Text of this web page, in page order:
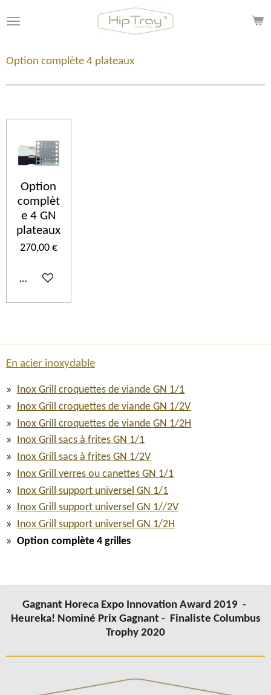
au
principal
Option complète 4 plateaux
Option
complèt
e 4 GN
plateaux
270,00 €
Ajouter au panier
En acier inoxydable
Inox Grill croquettes de viande GN 1/1
Inox Grill croquettes de viande GN 1/2V
Inox Grill croquettes de viande GN 1/2H
Inox Grill sacs à frites GN 1/1
Inox Grill sacs à frites GN 1/2V
Inox Grill verres ou canettes GN 1/1
Inox Grill support universel GN 1/1
Inox Grill support universel GN 1//2V
Inox Grill support universel GN 1/2H
Option complète 4 grilles
Gagnant Horeca Expo Innovation Award 2019 -
Heureka! Nominé Prix Gagnant - Finaliste Columbus
Trophy 2020